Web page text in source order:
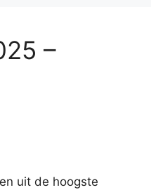
–
uit de hoogste